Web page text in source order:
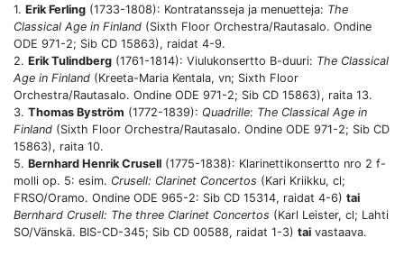
1. Erik Ferling (1733-1808): Kontratansseja ja menuetteja: The
Classical Age in Finland (Sixth Floor Orchestra/Rautasalo. Ondine
ODE 971-2; Sib CD 15863), raidat 4-9.
2. Erik Tulindberg (1761-1814): Viulukonsertto B-duuri: The Classical
Age in Finland (Kreeta-Maria Kentala, vn; Sixth Floor
Orchestra/Rautasalo. Ondine ODE 971-2; Sib CD 15863), raita 13.
3. Thomas Byström (1772-1839): Quadrille: The Classical Age in
Finland (Sixth Floor Orchestra/Rautasalo. Ondine ODE 971-2; Sib CD
15863), raita 10.
5. Bernhard Henrik Crusell (1775-1838): Klarinettikonsertto nro 2 f-
molli op. 5: esim. Crusell: Clarinet Concertos (Kari Kriikku, cl;
FRSO/Oramo. Ondine ODE 965-2: Sib CD 15314, raidat 4-6) tai
Bernhard Crusell: The three Clarinet Concertos (Karl Leister, cl; Lahti
SO/Vänskä. BIS-CD-345; Sib CD 00588, raidat 1-3) tai vastaava.